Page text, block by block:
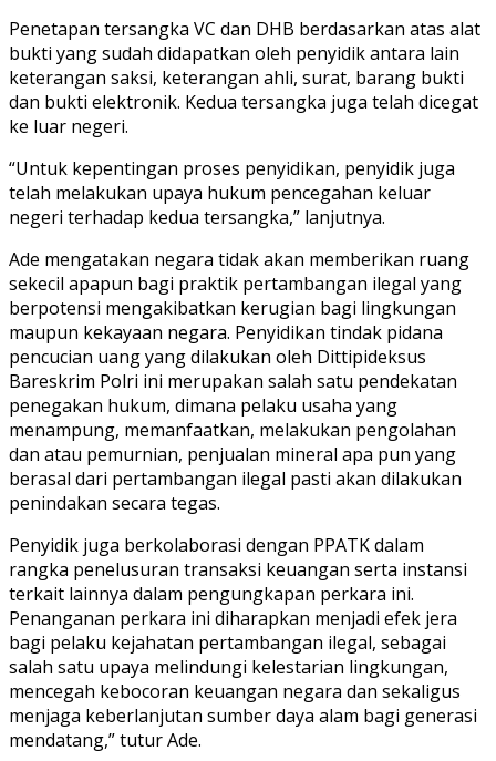
Penetapan tersangka VC dan DHB berdasarkan atas alat
bukti yang sudah didapatkan oleh penyidik antara lain
keterangan saksi, keterangan ahli, surat, barang bukti
dan bukti elektronik. Kedua tersangka juga telah dicegat
ke luar negeri.
“Untuk kepentingan proses penyidikan, penyidik juga
telah melakukan upaya hukum pencegahan keluar
negeri terhadap kedua tersangka,” lanjutnya.
Ade mengatakan negara tidak akan memberikan ruang
sekecil apapun bagi praktik pertambangan ilegal yang
berpotensi mengakibatkan kerugian bagi lingkungan
maupun kekayaan negara. Penyidikan tindak pidana
pencucian uang yang dilakukan oleh Dittipideksus
Bareskrim Polri ini merupakan salah satu pendekatan
penegakan hukum, dimana pelaku usaha yang
menampung, memanfaatkan, melakukan pengolahan
dan atau pemurnian, penjualan mineral apa pun yang
berasal dari pertambangan ilegal pasti akan dilakukan
penindakan secara tegas.
Penyidik juga berkolaborasi dengan PPATK dalam
rangka penelusuran transaksi keuangan serta instansi
terkait lainnya dalam pengungkapan perkara ini.
Penanganan perkara ini diharapkan menjadi efek jera
bagi pelaku kejahatan pertambangan ilegal, sebagai
salah satu upaya melindungi kelestarian lingkungan,
mencegah kebocoran keuangan negara dan sekaligus
menjaga keberlanjutan sumber daya alam bagi generasi
mendatang,” tutur Ade.